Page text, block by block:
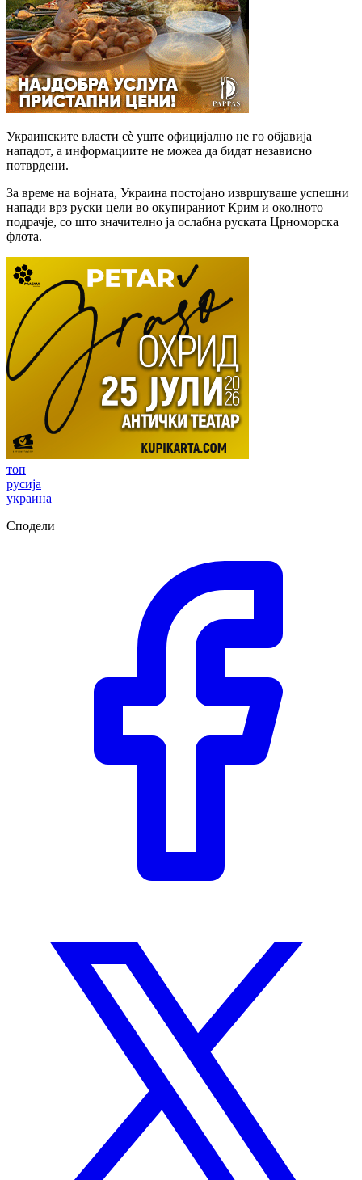
Украинските власти сè уште официјално не го објавија
нападот, а информациите не можеа да бидат независно
потврдени.
За време на војната, Украина постојано извршуваше успешни
напади врз руски цели во окупираниот Крим и околното
подрачје, со што значително ја ослабна руската Црноморска
флота.
топ
русија
украина
Сподели